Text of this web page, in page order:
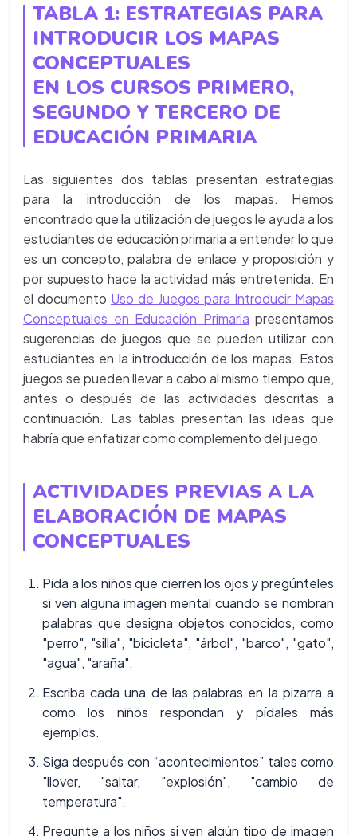
TABLA 1: ESTRATEGIAS PARA
INTRODUCIR LOS MAPAS
CONCEPTUALES
EN LOS CURSOS PRIMERO,
SEGUNDO Y TERCERO DE
EDUCACIÓN PRIMARIA
Las siguientes dos tablas presentan estrategias
para la introducción de los mapas. Hemos
encontrado que la utilización de juegos le ayuda a los
estudiantes de educación primaria a entender lo que
es un concepto, palabra de enlace y proposición y
por supuesto hace la actividad más entretenida. En
el documento Uso de Juegos para Introducir Mapas
Conceptuales en Educación Primaria presentamos
sugerencias de juegos que se pueden utilizar con
estudiantes en la introducción de los mapas. Estos
juegos se pueden llevar a cabo al mismo tiempo que,
antes o después de las actividades descritas a
continuación. Las tablas presentan las ideas que
habría que enfatizar como complemento del juego.
ACTIVIDADES PREVIAS A LA
ELABORACIÓN DE MAPAS
CONCEPTUALES
Pida a los niños que cierren los ojos y pregúnteles
si ven alguna imagen mental cuando se nombran
palabras que designa objetos conocidos, como
"perro", "silla", "bicicleta", "árbol", "barco", "gato",
"agua", "araña".
Escriba cada una de las palabras en la pizarra a
como los niños respondan y pídales más
ejemplos.
Siga después con “acontecimientos” tales como
"llover, "saltar, "explosión", "cambio de
temperatura".
Pregunte a los niños si ven algún tipo de imagen